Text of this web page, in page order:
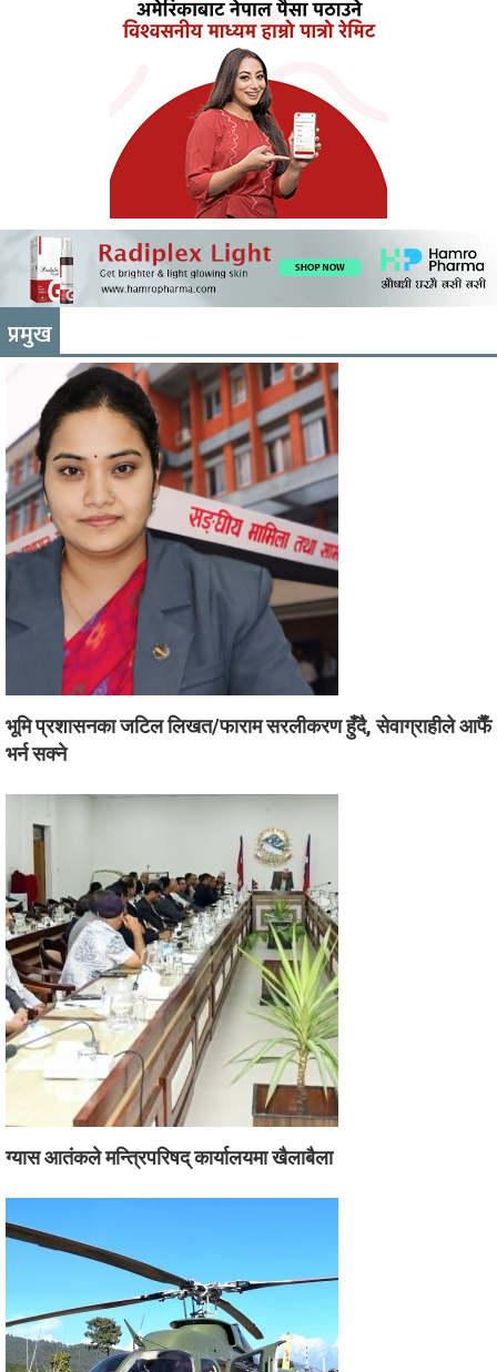
प्रमुख
भूमि प्रशासनका जटिल लिखत/फाराम सरलीकरण हुँदै, सेवाग्राहीले आफैँ
भर्न सक्ने
ग्यास आतंकले मन्त्रिपरिषद् कार्यालयमा खैलाबैला